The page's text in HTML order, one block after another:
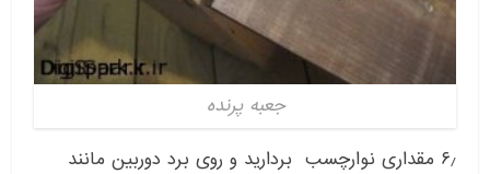
جعبه پرنده
۶٫ مقداری نوارچسب بردارید و روی برد دوربین مانند